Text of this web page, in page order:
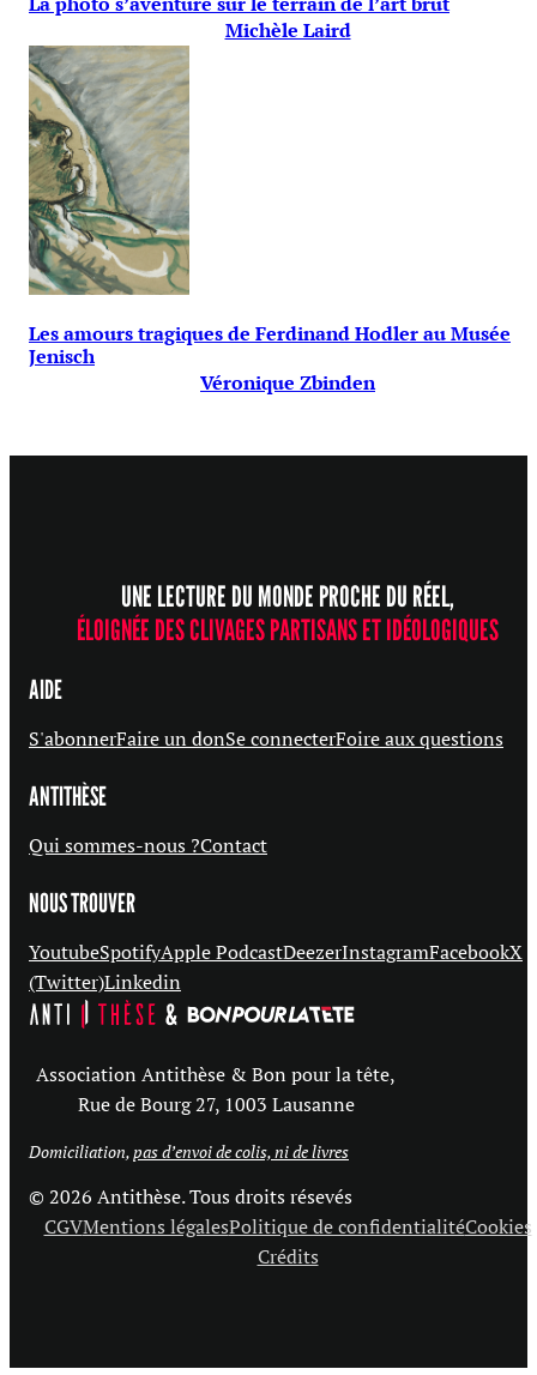
Michèle Laird
Les amours tragiques de Ferdinand Hodler au Musée
Jenisch
Véronique Zbinden
UNE LECTURE DU MONDE PROCHE DU RÉEL,
ÉLOIGNÉE DES CLIVAGES PARTISANS ET IDÉOLOGIQUES
AIDE
S'abonnerFaire un donSe connecterFoire aux questions
ANTITHÈSE
Qui sommes-nous ?Contact
NOUS TROUVER
YoutubeSpotifyApple PodcastDeezerInstagramFacebookX
(Twitter)Linkedin
Association Antithèse & Bon pour la tête,
Rue de Bourg 27, 1003 Lausanne
Domiciliation,pas d’envoi de colis, ni de livres
© 2026 Antithèse. Tous droits résevés
CGVMentions légalesPolitique de confidentialitéCookies
Crédits